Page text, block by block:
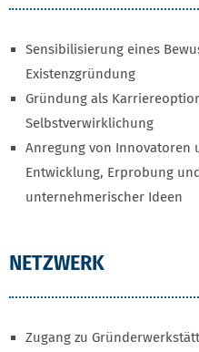
Sensibilisierung eines
Existenzgründung
Gründung als
Selbstverwirklichung
Anregung von Innovatoren
Entwicklung, Erprobung
unternehmerischer Ideen
NETZWERK
Zugang zu